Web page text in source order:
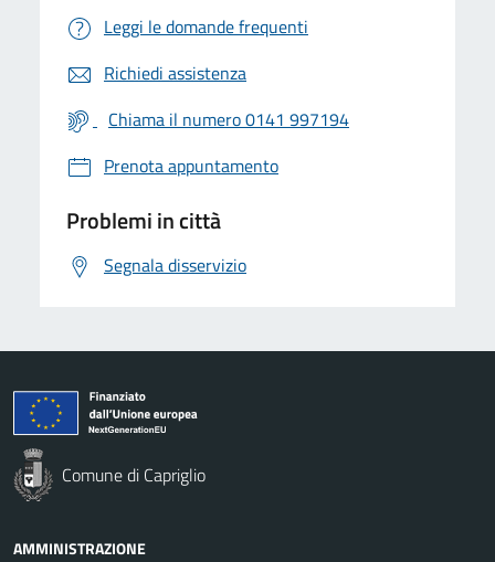
Leggi le domande frequenti
Richiedi assistenza
Chiama il numero 0141 997194
Prenota appuntamento
Problemi in città
Segnala disservizio
Comune di Capriglio
AMMINISTRAZIONE